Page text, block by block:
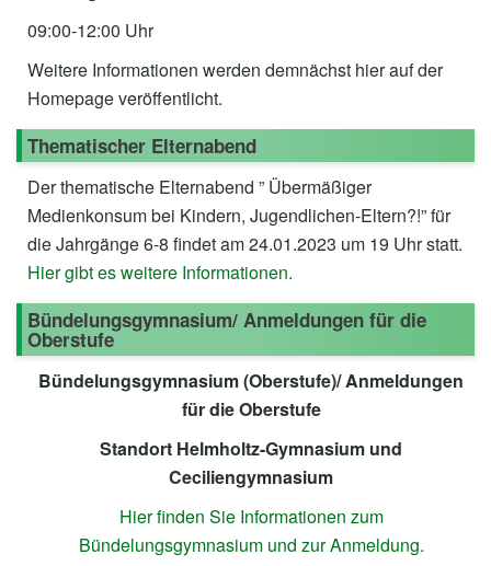
09:00-12:00 Uhr
Weitere Informationen werden demnächst hier auf der
Homepage veröffentlicht.
Thematischer Elternabend
Der thematische Elternabend ” Übermäßiger
Medienkonsum bei Kindern, Jugendlichen-Eltern?!” für
die Jahrgänge 6-8 findet am 24.01.2023 um 19 Uhr statt.
Hier gibt es weitere Informationen.
Bündelungsgymnasium/ Anmeldungen für die
Oberstufe
Bündelungsgymnasium (Oberstufe)/ Anmeldungen
für die Oberstufe
Standort Helmholtz-Gymnasium und
Ceciliengymnasium
Hier finden Sie Informationen zum
Bündelungsgymnasium und zur Anmeldung.